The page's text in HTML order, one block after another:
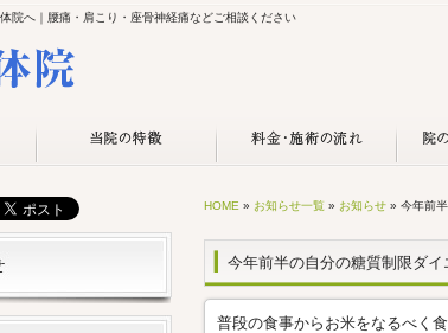
院へ｜腰痛・肩こり・座骨神経痛などご相談ください
HOME » お知らせ一覧 » お知らせ » 今年前
今年前半の自分の糖質制限ダ
普段の食事からお米をなるべく